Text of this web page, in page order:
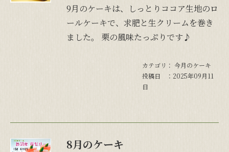
商品購入の注意事項等
ご注文方法について
お支払い方法
代引き手数料について
運営者情報
特定商取引法
9月のケーキは、しっとりココア生地のロ
ールケーキで、求肥と生クリームを巻き
ました。 栗の風味たっぷりです♪
カテゴリ： 今月のケーキ
投稿日 ：2025年09月11
日
8月のケーキ